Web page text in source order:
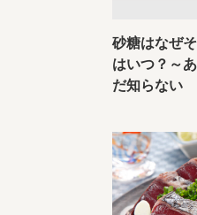
砂糖はなぜ
はいつ？～
だ知らない